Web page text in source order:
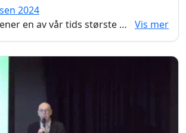
2024
Trine Berge mener en av vår tids største utfordringer er stress og overveldende. For å bekjempe stresset har hun utviklet det kun kaller for transformator yoga. En frigjørende form for yoga som inneholder breathwork, somatiske øvelser og meditasjon. I dette foredraget får vi et innblikk i hvordan vagusnerven påvirkes av en hverdag fylt med stress og hvordan vi selv kan jobbe med å få kontroll over stessset. Berge kommer med konkrete tips og øvelser for å komme i bedre kontakt med vagusnerven.
Vis mer